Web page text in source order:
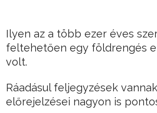
Ilyen az a több ezer éves
feltehetően egy földrengés
volt.
Ráadásul feljegyzések
előrejelzései nagyon is